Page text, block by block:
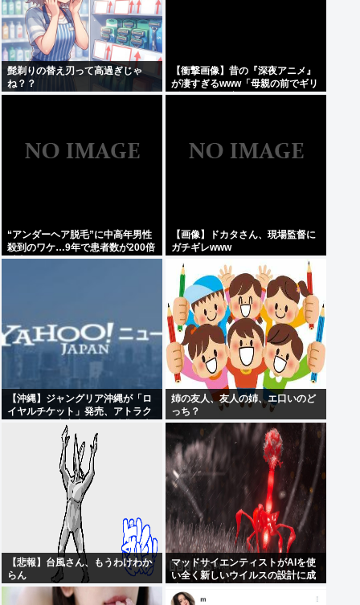
髭剃りの替え刃って高過ぎじゃ
ね？？
【衝撃画像】昔の『深夜アニメ』
が凄すぎるwww「母親の前でギリ
ギリ見れる深夜アニメ」がこち
“アンダーヘア脱毛”に中高年男性
殺到のワケ…9年で患者数が200倍
以上
【画像】ドカタさん、現場監督に
ガチギレwww
【沖縄】ジャングリア沖縄が「ロ
イヤルチケット」発売、アトラク
ションの優先案内などの特典…大
人2万9700円
姉の友人、友人の姉、エ口いのど
っち？
【悲報】台風さん、もうわけわか
らん
マッドサイエンティストがAIを使
い全く新しいウイルスの設計に成